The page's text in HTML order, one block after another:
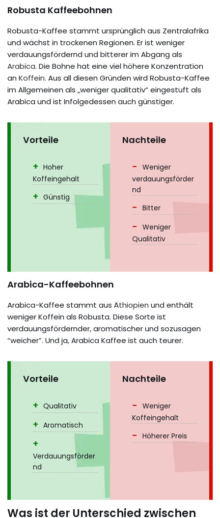
Robusta Kaffeebohnen
Robusta-Kaffee stammt ursprünglich aus Zentralafrika
und wächst in trockenen Regionen. Er ist weniger
verdauungsfördernd und bitterer im Abgang als
Arabica. Die Bohne hat eine viel höhere Konzentration
an Koffein. Aus all diesen Gründen wird Robusta-Kaffee
im Allgemeinen als „weniger qualitativ“ eingestuft als
Arabica und ist Infolgedessen auch günstiger.
Vorteile
Hoher
Koffeingehalt
Günstig
Nachteile
Weniger
verdauungsförder
nd
Bitter
Weniger
Qualitativ
Arabica-Kaffeebohnen
Arabica-Kaffee stammt aus Äthiopien und enthält
weniger Koffein als Robusta. Diese Sorte ist
verdauungsfördernder, aromatischer und sozusagen
“weicher”. Und ja, Arabica Kaffee ist auch teurer.
Vorteile
Qualitativ
Aromatisch
Verdauungsförder
nd
Nachteile
Weniger
Koffeingehalt
Höherer Preis
Was ist der Unterschied zwischen